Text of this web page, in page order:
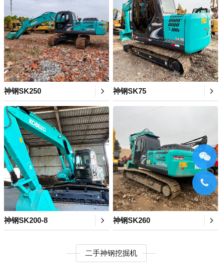
神钢SK250 神钢SK75
神钢SK200-8 神钢SK260
二手神钢挖掘机